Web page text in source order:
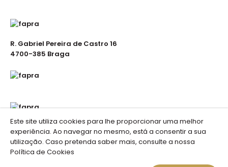
Este site utiliza cookies para lhe proporcionar uma melhor
experiência. Ao navegar no mesmo, está a consentir a sua
utilização. Caso pretenda saber mais, consulte a nossa
Política de Cookies
R. Gabriel Pereira de Castro 16
4700-385 Braga